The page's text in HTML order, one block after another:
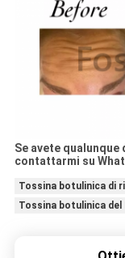
Se avete
contattarmi su
Tossina botulinica di
Tossina botulinica del